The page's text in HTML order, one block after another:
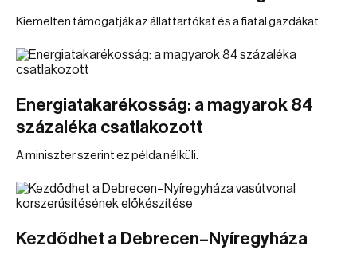
Kiemelten támogatják az állattartókat és a fiatal gazdákat.
Energiatakarékosság: a magyarok 84
százaléka csatlakozott
A miniszter szerint ez példa nélküli.
Kezdődhet a Debrecen–Nyíregyháza